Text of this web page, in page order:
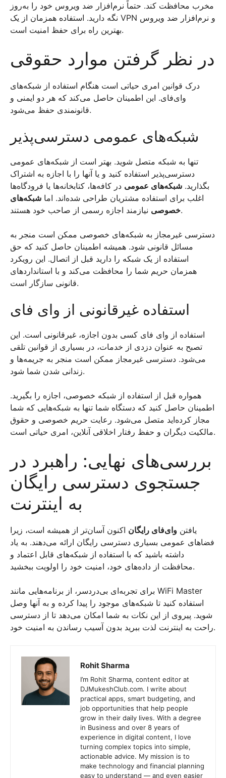
مخرب محافظت کند. حتماً نرم‌افزار ضد ویروس خود را به‌روز
نگه دارید. استفاده همزمان از یک VPN و نرم‌افزار ضد ویروس
بهترین راه برای حفظ امنیت است.
در نظر گرفتن موارد حقوقی
درک قوانین امری حیاتی است هنگام استفاده از شبکه‌های
وای‌فای. این اطمینان حاصل می‌کند که هر دو ایمنی و
قانونمندی حفظ می‌شود.
شبکه‌های عمومی دسترسی‌پذیر
تنها به شبکه متصل شوید. بهتر است از شبکه‌های عمومی
دسترسی‌پذیر استفاده کنید و یا آنها را با اجازه به اشتراک
بگذارید. شبکه‌های عمومی در کافه‌ها، کتابخانه‌ها یا فرودگاه‌ها
اغلب برای استفاده مشتریان طراحی شده‌اند. اما شبکه‌های
خصوصینیازمند اجازه رسمی از صاحب خود هستند.
دسترسی غیرمجاز به شبکه‌های خصوصی ممکن است منجر به
مسائل قانونی شود. همیشه اطمینان حاصل کنید که حق
استفاده از یک شبکه را دارید قبل از اتصال. این رویکرد
همزمان حریم شما را محافظت می‌کند و با استانداردهای
قانونی سازگار است.
استفاده غیرقانونی از وای فای
استفاده از وای فای کسی بدون اجازه، غیرقانونی است. این
تصبح به عنوان دزدی از خدمات، در بسیاری از قوانین تلقی
می‌شود. دسترسی غیرمجاز ممکن است منجر به جریمه‌ها و
زندانی شدن شما شود.
همواره قبل از استفاده از شبکه خصوصی، اجازه را بگیرید.
اطمینان حاصل کنید که دستگاه شما تنها به شبکه‌هایی که شما
مجاز کرده‌اید متصل می‌شود. رعایت حریم خصوصی و حقوق
مالکیت دیگران و حفظ رفتار اخلاقی آنلاین، امری حیاتی است.
بررسی‌های نهایی: راهبرد در
جستجوی دسترسی رایگان
به اینترنت
یافتن وای‌فای رایگان اکنون آسان‌تر از همیشه است، زیرا
فضاهای عمومی بسیاری دسترسی رایگان ارائه می‌دهند. به یاد
داشته باشید که با استفاده از شبکه‌های قابل اعتماد و
محافظت از داده‌های خود، امنیت خود را اولویت ببخشید.
برای تجربه‌ای بی‌دردسر، از برنامه‌هایی مانند WiFi Master
استفاده کنید تا شبکه‌های موجود را پیدا کرده و به آنها وصل
شوید. پیروی از این نکات به شما امکان می‌دهد تا از دسترسی
راحت به اینترنت لذت ببرید بدون آسیب رساندن به امنیت خود.
Rohit Sharma
I’m Rohit Sharma, content editor at
DJMukeshClub.com. I write about
practical apps, smart budgeting, and
job opportunities that help people
grow in their daily lives. With a degree
in Business and over 8 years of
experience in digital content, I love
turning complex topics into simple,
actionable advice. My mission is to
make technology and financial planning
easy to understand — and even easier